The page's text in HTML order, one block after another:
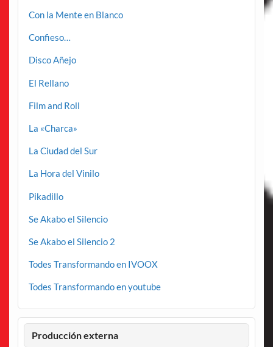
Con la Mente en Blanco
Confieso…
Disco Añejo
El Rellano
Film and Roll
La «Charca»
La Ciudad del Sur
La Hora del Vinilo
Pikadillo
Se Akabo el Silencio
Se Akabo el Silencio 2
Todes Transformando en IVOOX
Todes Transformando en youtube
Producción externa